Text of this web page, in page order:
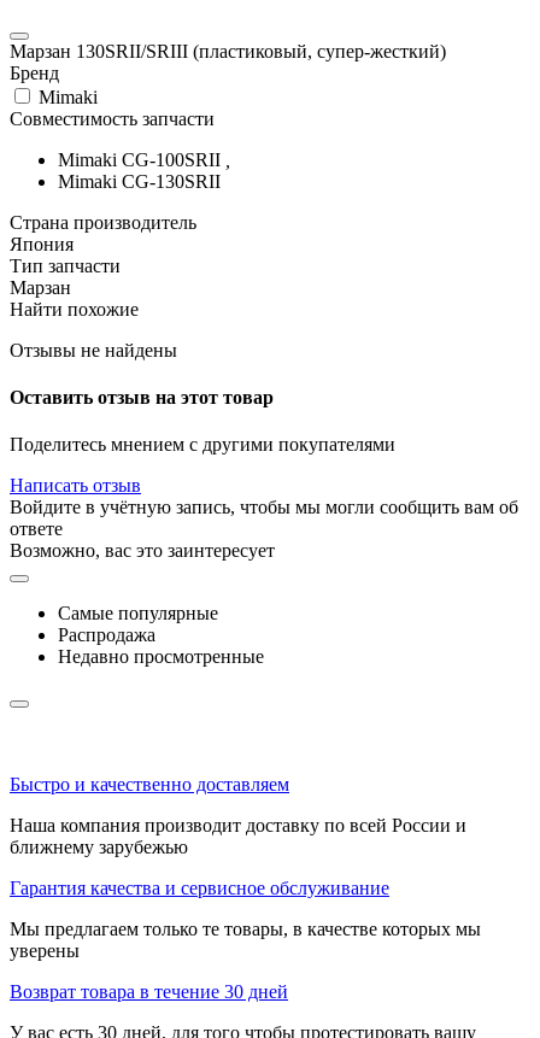
Марзан 130SRII/SRIII (пластиковый, супер-жесткий)
Бренд
Mimaki
Совместимость запчасти
Mimaki CG-100SRII
Mimaki CG-130SRII
Страна производитель
Япония
Тип запчасти
Марзан
Найти похожие
Отзывы не найдены
Оставить отзыв на этот товар
Поделитесь мнением с другими покупателями
Написать отзыв
Войдите в учётную запись, чтобы мы могли сообщить вам об
ответе
Возможно, вас это заинтересует
Самые популярные
Распродажа
Недавно просмотренные
Быстро и качественно доставляем
Наша компания производит доставку по всей России и
ближнему зарубежью
Гарантия качества и сервисное обслуживание
Мы предлагаем только те товары, в качестве которых мы
уверены
Возврат товара в течение 30 дней
У вас есть 30 дней, для того чтобы протестировать вашу